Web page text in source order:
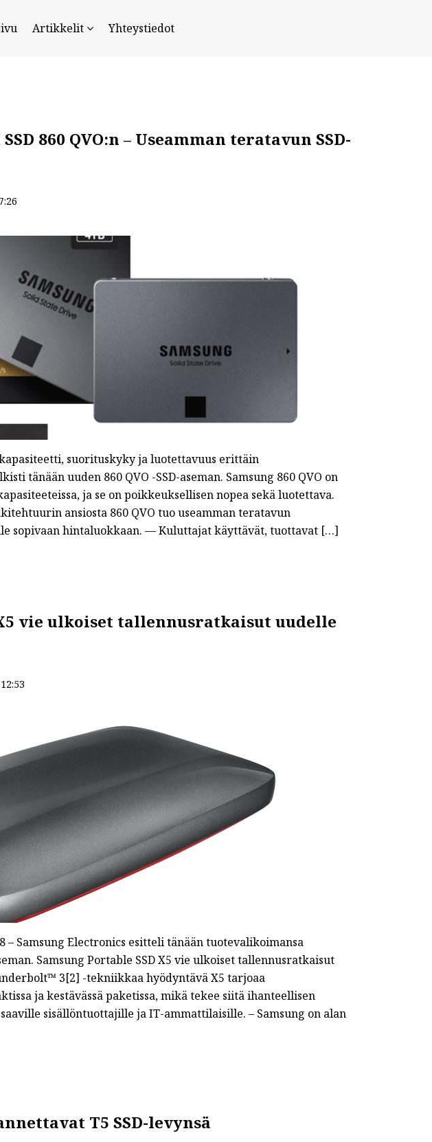
Artikkelit Yhteystiedot
860 QVO:n – Useamman teratavun SSD-
suorituskyky ja luotettavuus erittäin
tänään uuden 860 QVO -SSD-aseman. Samsung 860 QVO on
ja se on poikkeuksellisen nopea sekä luotettava.
ansiosta 860 QVO tuo useamman teratavun
sopivaan hintaluokkaan. — Kuluttajat käyttävät, tuottavat […]
vie ulkoiset tallennusratkaisut uudelle
– Samsung Electronics esitteli tänään tuotevalikoimansa
Samsung Portable SSD X5 vie ulkoiset tallennusratkaisut
3[2] -tekniikkaa hyödyntävä X5 tarjoaa
ja kestävässä paketissa, mikä tekee siitä ihanteellisen
sisällöntuottajille ja IT-ammattilaisille. – Samsung on alan
T5 SSD-levynsä